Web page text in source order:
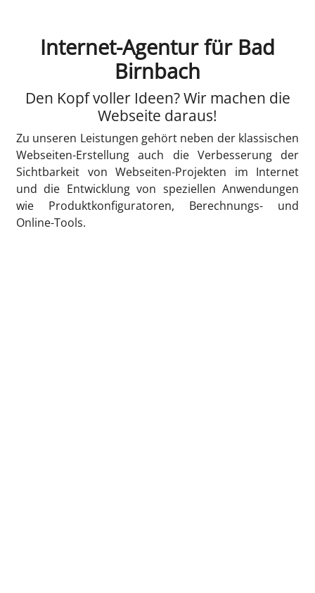
Internet-Agentur für Bad
Birnbach
Den Kopf voller Ideen? Wir machen die
Webseite daraus!
Zu unseren Leistungen gehört neben der klassischen
Webseiten-Erstellung auch die Verbesserung der
Sichtbarkeit von Webseiten-Projekten im Internet
und die Entwicklung von speziellen Anwendungen
wie Produktkonfiguratoren, Berechnungs- und
Online-Tools.